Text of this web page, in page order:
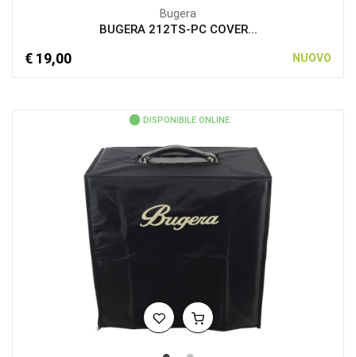
Bugera
BUGERA 212TS-PC COVER...
€ 19,00 NUOVO
DISPONIBILE ONLINE